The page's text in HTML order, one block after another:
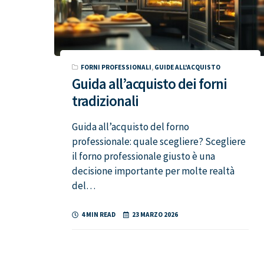
FORNI PROFESSIONALI, GUIDE ALL'ACQUISTO
Guida all’acquisto dei forni
tradizionali
Guida all’acquisto del forno
professionale: quale scegliere? Scegliere
il forno professionale giusto è una
decisione importante per molte realtà
del…
4 MIN READ 23 MARZO 2026